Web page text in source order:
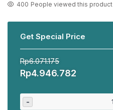
400 People viewed this product
Get Special Price
Rp6.071.175
Harga
adalah:
Rp6.071.175.
Rp4.946.782
ini
-